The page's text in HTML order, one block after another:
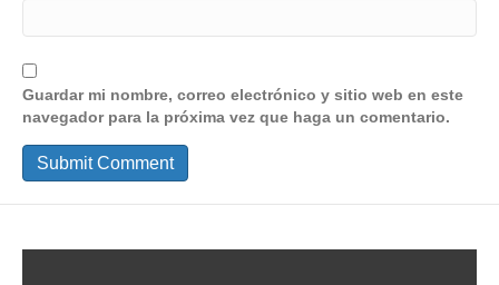
Guardar mi nombre, correo electrónico y sitio web en este
navegador para la próxima vez que haga un comentario.